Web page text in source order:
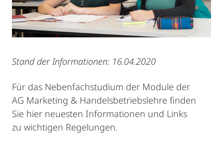
Stand der Informationen: 16.04.2020
Für das Nebenfachstudium der Module der
AG Marketing & Handelsbetriebslehre finden
Sie hier neuesten Informationen und Links
zu wichtigen Regelungen.